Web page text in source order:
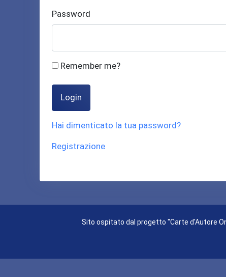
Password
Remember me?
Login
Hai dimenticato la tua password?
Registrazione
Sito ospitato dal progetto "Carte d'Autore